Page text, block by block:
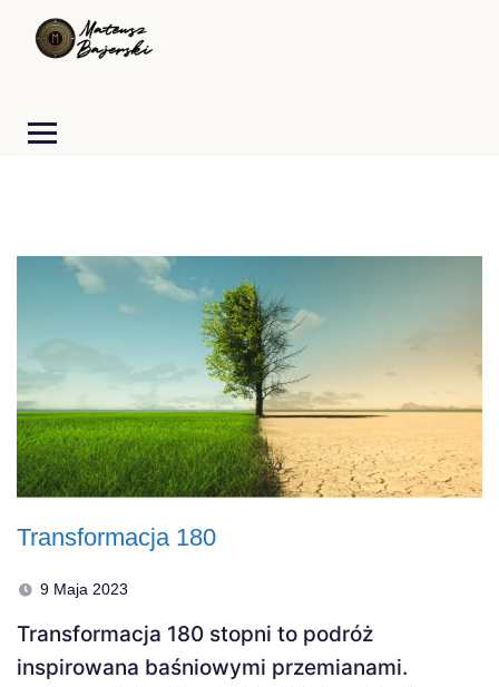
Transformacja 180
9 Maja 2023
Transformacja 180 stopni to podróż
inspirowana baśniowymi przemianami.